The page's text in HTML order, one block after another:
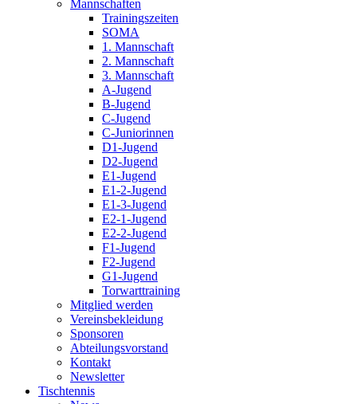
Mannschaften
Trainingszeiten
SOMA
1. Mannschaft
2. Mannschaft
3. Mannschaft
A-Jugend
B-Jugend
C-Jugend
C-Juniorinnen
D1-Jugend
D2-Jugend
E1-Jugend
E1-2-Jugend
E1-3-Jugend
E2-1-Jugend
E2-2-Jugend
F1-Jugend
F2-Jugend
G1-Jugend
Torwarttraining
Mitglied werden
Vereinsbekleidung
Sponsoren
Abteilungsvorstand
Kontakt
Newsletter
Tischtennis